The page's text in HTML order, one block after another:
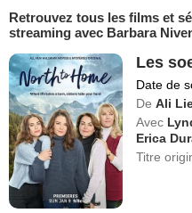
Retrouvez tous les films et
streaming avec Barbara
Les
Date de
De Ali
Avec
Erica
Titre